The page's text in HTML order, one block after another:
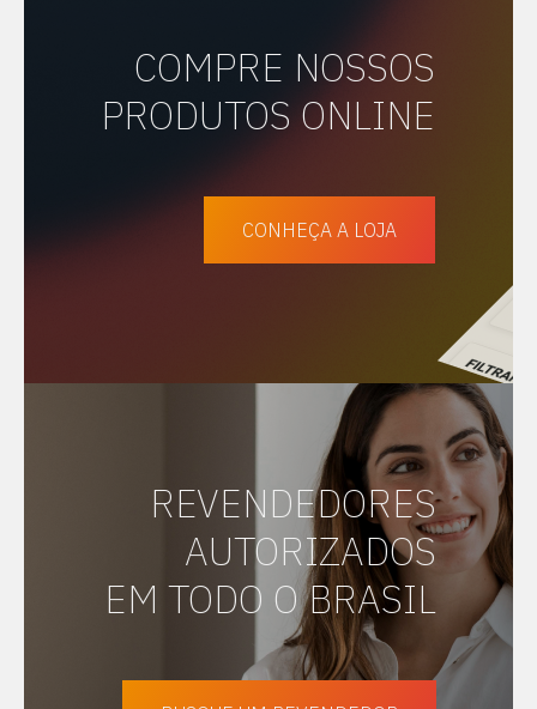
COMPRE NOSSOS
PRODUTOS ONLINE
CONHEÇA A LOJA
REVENDEDORES
AUTORIZADOS
EM TODO O BRASIL